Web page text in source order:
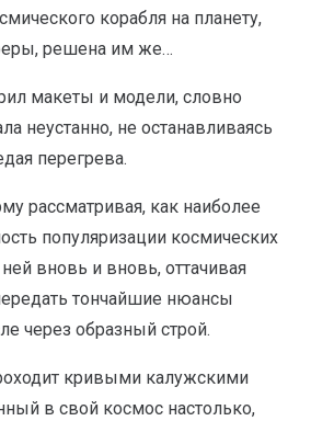
корабля на планету,
решена им же…
макеты и модели, словно
неустанно, не останавливаясь
перегрева.
рассматривая, как наиболее
популяризации космических
вновь и вновь, оттачивая
тончайшие нюансы
через образный строй.
кривыми калужскими
в свой космос настолько,